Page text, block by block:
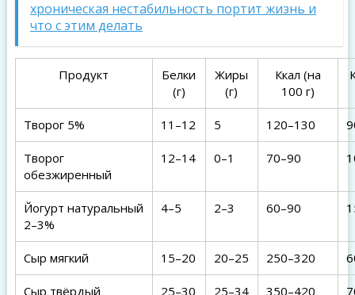
хроническая нестабильность портит жизнь и
что с этим делать
Продукт
Белки
(г)
Жиры
(г)
Ккал (на
100 г)
Творог 5% 11–12 5 120–130
Творог
обезжиренный
12–14 0–1 70–90
Йогурт натуральный
2–3%
4–5 2–3 60–90
Сыр мягкий 15–20 20–25 250–320
Сыр твёрдый 25–30 25–34 350–420